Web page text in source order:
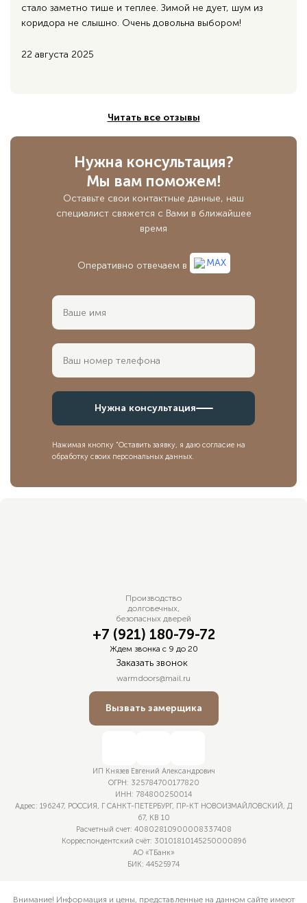
стало заметно тише и теплее. Зимой не дует, шум из
коридора не слышно. Очень довольна выбором!
22 августа 2025
Читать все отзывы
Нужна консультация?
Мы вам поможем!
Оставьте свои контактные данные, наш
специалист свяжется с Вами в ближайшее
время
Оперативно отвечаем в MAX
Нужна консультация
Нажимая кнопку "Оставить заявку, я даю согласие на
обработку своих персональных данных.
Производство
долговечных,
безопасных дверей
+7 (921) 180-79-72
Ждем звонка с 9 до 20
Заказать звонок
warmdoors@mail.ru
Вызвать замерщика
ИП Князев Евгений Александрович
ОГРН: 325 784 700 177 820
ИНН: 784 800 250 014
Адрес: 196247, РОССИЯ, Г САНКТ-ПЕТЕРБУРГ, ПР-КТ НОВОИЗМАЙЛОВСКИЙ, Д
67, КВ 10
Расчетный счет: 40 802 810 900 008 337 408
Корреспондентский счёт: 30 101 810 145 250 000 896
АО «ТБанк»
БИК: 44 525 974
Внимание! Информация и цены, представленные на данном сайте имеют